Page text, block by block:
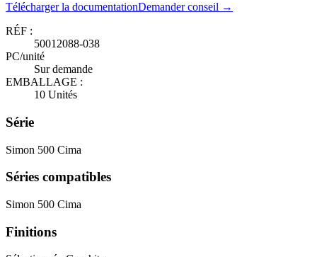
Télécharger la documentationDemander conseil →
RÉF :
50012088-038
PC/unité
Sur demande
EMBALLAGE :
10 Unités
Série
Simon 500 Cima
Séries compatibles
Simon 500 Cima
Finitions